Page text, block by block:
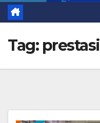
Tag: prestasi